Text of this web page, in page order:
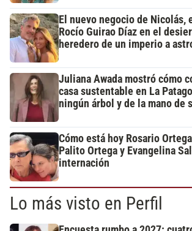
El nuevo negocio de Nicolás,
Rocío Guirao Díaz en el
heredero de un imperio a
Juliana Awada mostró cómo
casa sustentable en La
ningún árbol y de la mano de
Cómo está hoy Rosario
Palito Ortega y Evangelina
internación
Lo más visto en Perfil